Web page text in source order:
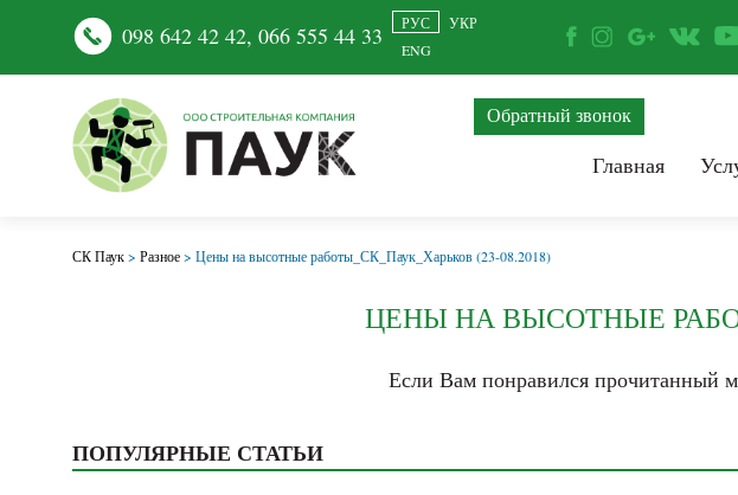
098 642 42 42,066 555 44 33 РУС
УКР
ENG
Обратный звонок
Главная
СК Паук>Разное>Цены на высотные работы_СК_Паук_Харьков (23-08.2018)
ЦЕНЫ НА ВЫСОТНЫЕ
Если Вам понравился прочитанный
ПОПУЛЯРНЫЕ СТАТЬИ